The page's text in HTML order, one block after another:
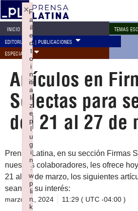
INICIO TEMAS
EDITORIAL PL | PUBLICACIONES
ESPECIALES
Artículos en
Selectas para
del 21 al 27 de
Prensa Latina, en su sección Firmas
nuestros colaboradores, les ofrece
21 al 27 de marzo, los siguientes
sean de su interés:
marzo 21, 2024 11:29 ( UTC -04:00 )
F
a
il
e
d
t
o
i
n
iti
a
li
z
e
p
l
u
g
i
n
:
w
p
li
n
k
×